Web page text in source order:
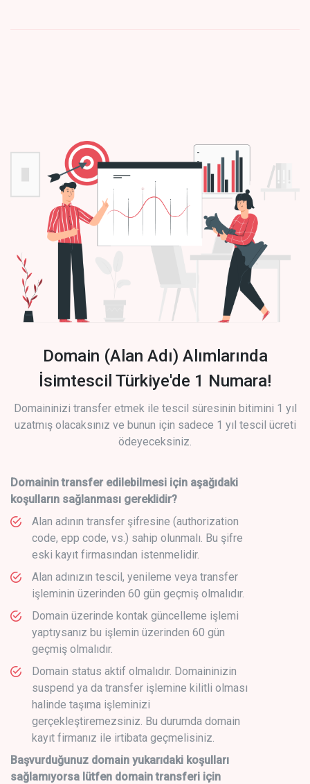
Domain (Alan Adı) Alımlarında
İsimtescil Türkiye'de 1 Numara!
Domaininizi transfer etmek ile tescil süresinin bitimini 1 yıl
uzatmış olacaksınız ve bunun için sadece 1 yıl tescil ücreti
ödeyeceksiniz.
Domainin transfer edilebilmesi için aşağıdaki
koşulların sağlanması gereklidir?
Alan adının transfer şifresine (authorization
code, epp code, vs.) sahip olunmalı. Bu şifre
eski kayıt firmasından istenmelidir.
Alan adınızın tescil, yenileme veya transfer
işleminin üzerinden 60 gün geçmiş olmalıdır.
Domain üzerinde kontak güncelleme işlemi
yaptıysanız bu işlemin üzerinden 60 gün
geçmiş olmalıdır.
Domain status aktif olmalıdır. Domaininizin
suspend ya da transfer işlemine kilitli olması
halinde taşıma işleminizi
gerçekleştiremezsiniz. Bu durumda domain
kayıt firmanız ile irtibata geçmelisiniz.
Başvurduğunuz domain yukarıdaki koşulları
sağlamıyorsa lütfen domain transferi için